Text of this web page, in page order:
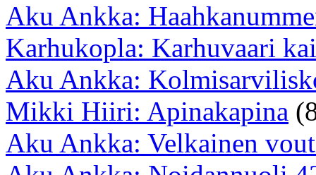
Aku Ankka:
Karhukopla: Karhuvaari
Aku Ankka:
Mikki Hiiri: Apinakapina
Aku Ankka: Velkainen